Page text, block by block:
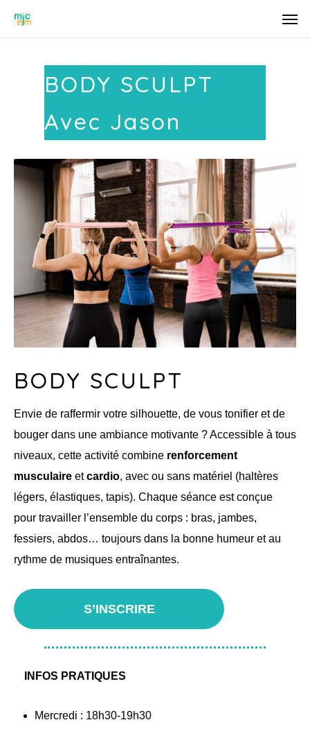
BODY SCULPT
Avec Jason
BODY SCULPT
Envie de raffermir votre silhouette, de vous tonifier et de
bouger dans une ambiance motivante ? Accessible à tous
niveaux, cette activité combine renforcement
musculaire etcardio, avec ou sans matériel (haltères
légers, élastiques, tapis). Chaque séance est conçue
pour travailler l’ensemble du corps : bras, jambes,
fessiers, abdos… toujours dans la bonne humeur et au
rythme de musiques entraînantes.
S’INSCRIRE
INFOS PRATIQUES
Mercredi : 18h30-19h30